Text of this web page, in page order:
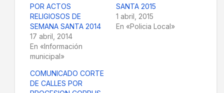
POR ACTOS
RELIGIOSOS DE
SEMANA SANTA 2014
17 abril, 2014
En «Información
municipal»
SANTA 2015
1 abril, 2015
En «Policia Local»
COMUNICADO CORTE
DE CALLES POR